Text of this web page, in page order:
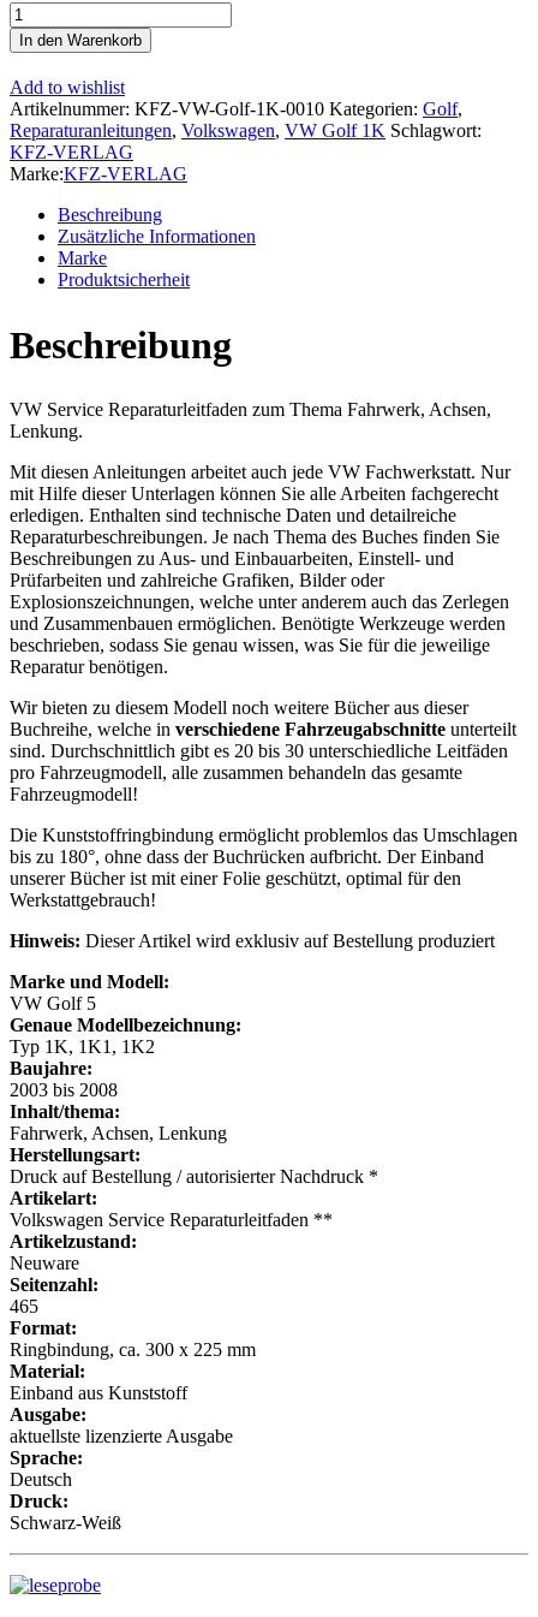
VW
Golf
5
Typ
1K
2003-
2008
Fahrwerk
Achsen
Lenkung
Reparaturanleitung
Menge
In den Warenkorb
Add to wishlist
Artikelnummer: KFZ-VW-Golf-1K-0010 Kategorien: Golf,
Reparaturanleitungen, Volkswagen, VW Golf 1K Schlagwort:
KFZ-VERLAG
Marke:KFZ-VERLAG
Beschreibung
Zusätzliche Informationen
Marke
Produktsicherheit
Beschreibung
VW Service Reparaturleitfaden zum Thema Fahrwerk, Achsen,
Lenkung.
Mit diesen Anleitungen arbeitet auch jede VW Fachwerkstatt. Nur
mit Hilfe dieser Unterlagen können Sie alle Arbeiten fachgerecht
erledigen. Enthalten sind technische Daten und detailreiche
Reparaturbeschreibungen. Je nach Thema des Buches finden Sie
Beschreibungen zu Aus- und Einbauarbeiten, Einstell- und
Prüfarbeiten und zahlreiche Grafiken, Bilder oder
Explosionszeichnungen, welche unter anderem auch das Zerlegen
und Zusammenbauen ermöglichen. Benötigte Werkzeuge werden
beschrieben, sodass Sie genau wissen, was Sie für die jeweilige
Reparatur benötigen.
Wir bieten zu diesem Modell noch weitere Bücher aus dieser
Buchreihe, welche in verschiedene Fahrzeugabschnitte unterteilt
sind. Durchschnittlich gibt es 20 bis 30 unterschiedliche Leitfäden
pro Fahrzeugmodell, alle zusammen behandeln das gesamte
Fahrzeugmodell!
Die Kunststoffringbindung ermöglicht problemlos das Umschlagen
bis zu 180°, ohne dass der Buchrücken aufbricht. Der Einband
unserer Bücher ist mit einer Folie geschützt, optimal für den
Werkstattgebrauch!
Hinweis: Dieser Artikel wird exklusiv auf Bestellung produziert
Marke und Modell:
VW Golf 5
Genaue Modellbezeichnung:
Typ 1K, 1K1, 1K2
Baujahre:
2003 bis 2008
Inhalt/thema:
Fahrwerk, Achsen, Lenkung
Herstellungsart:
Druck auf Bestellung / autorisierter Nachdruck *
Artikelart:
Volkswagen Service Reparaturleitfaden **
Artikelzustand:
Neuware
Seitenzahl:
465
Format:
Ringbindung, ca. 300 x 225 mm
Material:
Einband aus Kunststoff
Ausgabe:
aktuellste lizenzierte Ausgabe
Sprache:
Deutsch
Druck:
Schwarz-Weiß